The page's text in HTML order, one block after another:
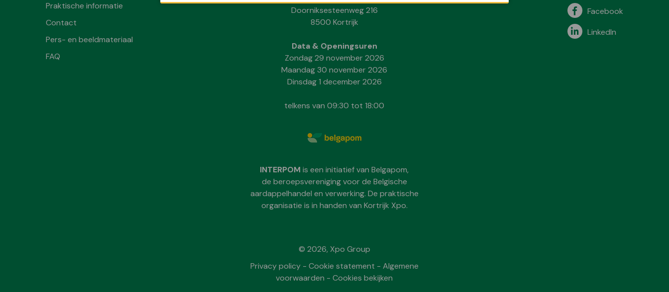
Praktische informatie
Contact
Pers- en beeldmateriaal
FAQ
Doorniksesteenweg 216
8500 Kortrijk
Data & Openingsuren
Zondag 29 november 2026
Maandag 30 november 2026
Dinsdag 1 december 2026
telkens van 09:30 tot 18:00
INTERPOMis een initiatief van Belgapom,
de beroepsvereniging voor de Belgische
aardappelhandel en verwerking. De praktische
organisatie is in handen van Kortrijk Xpo.
Facebook
LinkedIn
© 2026, Xpo Group
Privacy policy- Cookie statement - Algemene
voorwaarden -Cookies bekijken